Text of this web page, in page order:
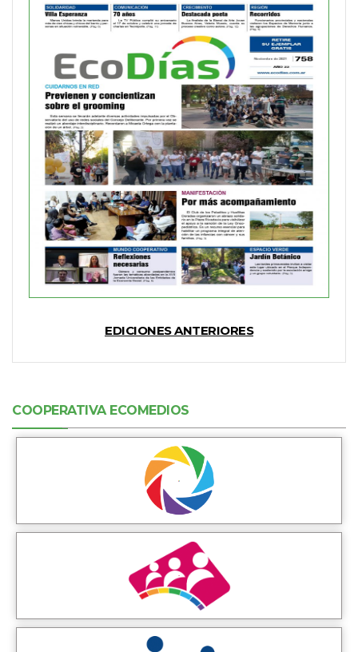
EDICIONES ANTERIORES
COOPERATIVA ECOMEDIOS